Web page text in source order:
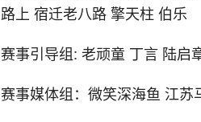
路上 宿迁老八路 擎天柱 伯乐
赛事引导组: 老顽童 丁言 陆启
赛事媒体组：微笑深海鱼 江苏